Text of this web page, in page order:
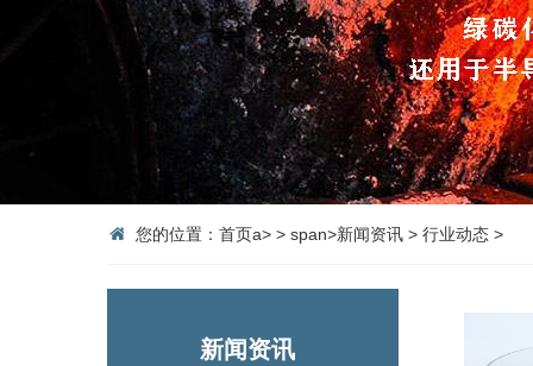
您的位置： 首页a> > span>新闻资讯 > 行业动态 >
新闻资讯